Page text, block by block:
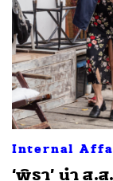
Internal
‘พิธา’ นำ ส.